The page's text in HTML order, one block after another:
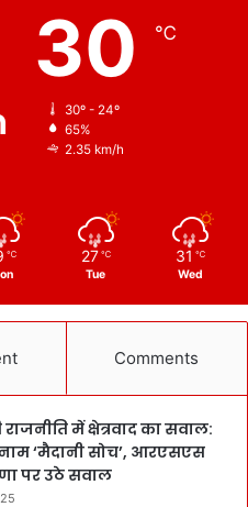
30 ℃
30º - 24º
65%
2.35 km/h
℃ 27 ℃
Tue
31 ℃
Wed
Comments
में क्षेत्रवाद का सवाल:
‘मैदानी सोच’, आरएसएस
पर उठे सवाल